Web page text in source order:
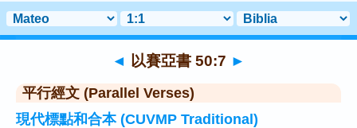
◄ 以賽亞書 50:7 ►
平行經文 (Parallel Verses)
現代標點和合本 (CUVMP Traditional)